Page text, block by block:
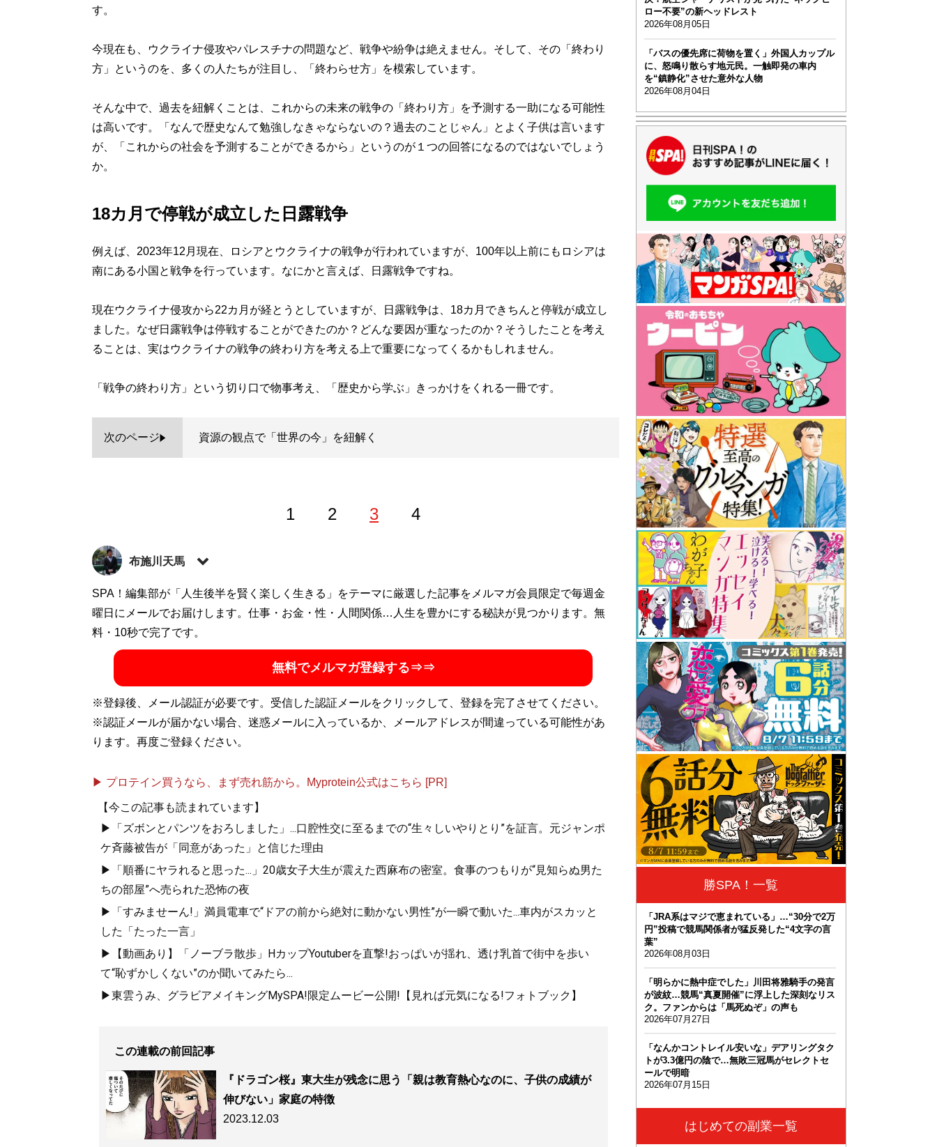
す。
今現在も、ウクライナ侵攻やパレスチナの問題など、戦争や紛争は絶えません。そして、その「終わり
方」というのを、多くの人たちが注目し、「終わらせ方」を模索しています。
そんな中で、過去を紐解くことは、これからの未来の戦争の「終わり方」を予測する一助になる可能性
は高いです。「なんで歴史なんて勉強しなきゃならないの？過去のことじゃん」とよく子供は言います
が、「これからの社会を予測することができるから」というのが１つの回答になるのではないでしょう
か。
18カ月で停戦が成立した日露戦争
例えば、2023年12月現在、ロシアとウクライナの戦争が行われていますが、100年以上前にもロシアは
南にある小国と戦争を行っています。なにかと言えば、日露戦争ですね。
現在ウクライナ侵攻から22カ月が経とうとしていますが、日露戦争は、18カ月できちんと停戦が成立し
ました。なぜ日露戦争は停戦することができたのか？どんな要因が重なったのか？そうしたことを考え
ることは、実はウクライナの戦争の終わり方を考える上で重要になってくるかもしれません。
「戦争の終わり方」という切り口で物事考え、「歴史から学ぶ」きっかけをくれる一冊です。
次のページ 資源の観点で「世界の今」を紐解く
1 2 3 4
布施川天馬
著述家、教育ライター。 一般財団法人「ドラゴン桜財団」評議員。 1997年生まれ。世帯年収300万円台
の家庭に生まれながらも、効率的な勉強法を編み出し、一浪の末東大合格を果たす。著書に最小コスト
で結果を出すノウハウを体系化した『
ついた「コスパを極限まで高める時間の使い方」を解説した『東大式時間術』など。株式会社カルペ・
にて、お金と時間をかけない「省エネスタイルの勉強法」などを伝える。MENSA会員。（Xア
目標達成のための最短ルート、最小コストの具体的な方法が満載
『人生を切りひらく 最高の自宅勉強法
週3バイトしながら東大に合格した著者が明かす「最高の勉強法」
SPA！編集部が「人生後半を賢く楽しく生きる」をテーマに厳選した記事をメルマガ会員限定で毎週金
曜日にメールでお届けします。仕事・お金・性・人間関係…人生を豊かにする秘訣が見つかります。無
料・10秒で完了です。
無料でメルマガ登録する⇒⇒
※登録後、メール認証が必要です。受信した認証メールをクリックして、登録を完了させてください。
※認証メールが届かない場合、迷惑メールに入っているか、メールアドレスが間違っている可能性があ
ります。再度ご登録ください。
▶ プロテイン買うなら、まず売れ筋から。Myprotein公式はこちら [PR]
【今この記事も読まれています】
▶「ズボンとパンツをおろしました」...口腔性交に至るまでの“生々しいやりとり”を証言。元ジャンポ
ケ斉藤被告が「同意があった」と信じた理由
▶「順番にヤラれると思った...」20歳女子大生が震えた西麻布の密室。食事のつもりが“見知らぬ男た
ちの部屋”へ売られた恐怖の夜
▶「すみませーん!」満員電車で“ドアの前から絶対に動かない男性”が一瞬で動いた...車内がスカッと
した「たった一言」
▶【動画あり】「ノーブラ散歩」HカップYoutuberを直撃!おっぱいが揺れ、透け乳首で街中を歩い
て“恥ずかしくない”のか聞いてみたら...
▶東雲うみ、グラビアメイキングMySPA!限定ムービー公開!【見れば元気になる!フォトブック】
この連載の前回記事
『ドラゴン桜』東大生が残念に思う「親は教育熱心なのに、子供の成績が
伸びない」家庭の特徴
2023.12.03
ロー不要”の新ヘッドレスト
2026年08月05日
「バスの優先席に荷物を置く」外国人カップル
に、怒鳴り散らす地元民。一触即発の車内
を“鎮静化”させた意外な人物
2026年08月04日
勝SPA！一覧
「JRA系はマジで恵まれている」…“30分で2万
円”投稿で競馬関係者が猛反発した“4文字の言
葉”
2026年08月03日
「明らかに熱中症でした」川田将雅騎手の発言
が波紋…競馬“真夏開催”に浮上した深刻なリス
ク。ファンからは「馬死ぬぞ」の声も
2026年07月27日
「なんかコントレイル安いな」デアリングタク
トが3.3億円の陰で…無敗三冠馬がセレクトセ
ールで明暗
2026年07月15日
はじめての副業一覧